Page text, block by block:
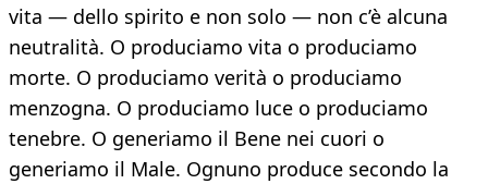
vita — dello spirito e non solo — non c’è alcuna
neutralità. O produciamo vita o produciamo
morte. O produciamo verità o produciamo
menzogna. O produciamo luce o produciamo
tenebre. O generiamo il Bene nei cuori o
generiamo il Male. Ognuno produce secondo la